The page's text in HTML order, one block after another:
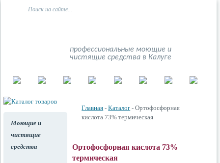
профессиональные моющие и
чистящие средства в Калуге
Моющие и
чистящие
средства
Главная -Каталог - Ортофосфорная
кислота 73% термическая
Ортофосфорная кислота 73%
термическая